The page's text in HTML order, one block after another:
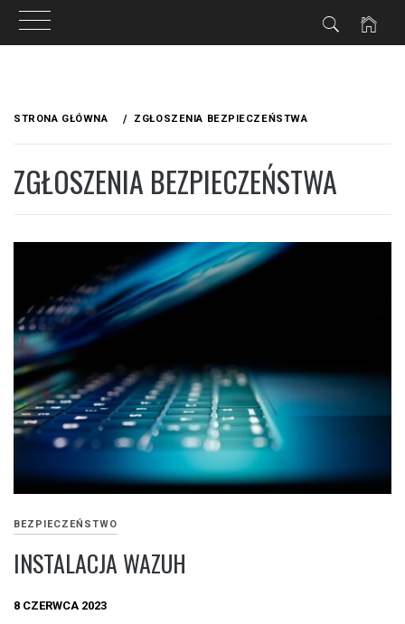
STRONA GŁÓWNA ZGŁOSZENIA BEZPIECZEŃSTWA
ZGŁOSZENIA BEZPIECZEŃSTWA
BEZPIECZEŃSTWO
INSTALACJA WAZUH
8 CZERWCA 2023